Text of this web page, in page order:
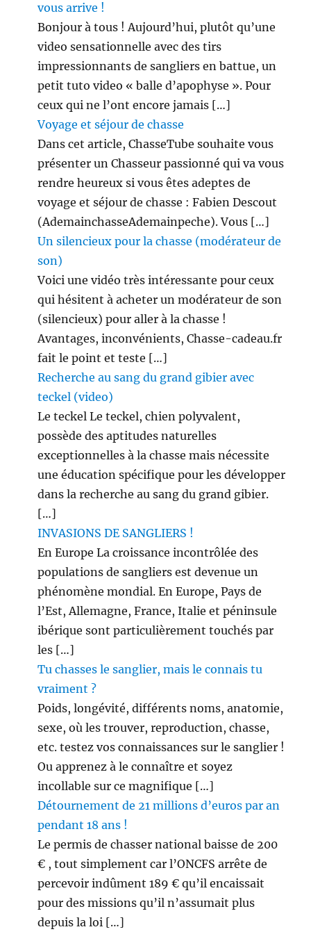
vous arrive !
Bonjour à tous ! Aujourd’hui, plutôt qu’une
video sensationnelle avec des tirs
impressionnants de sangliers en battue, un
petit tuto video « balle d’apophyse ». Pour
ceux qui ne l’ont encore jamais […]
Voyage et séjour de chasse
Dans cet article, ChasseTube souhaite vous
présenter un Chasseur passionné qui va vous
rendre heureux si vous êtes adeptes de
voyage et séjour de chasse : Fabien Descout
(AdemainchasseAdemainpeche). Vous […]
Un silencieux pour la chasse (modérateur de
son)
Voici une vidéo très intéressante pour ceux
qui hésitent à acheter un modérateur de son
(silencieux) pour aller à la chasse !
Avantages, inconvénients, Chasse-cadeau.fr
fait le point et teste […]
Recherche au sang du grand gibier avec
teckel (video)
Le teckel Le teckel, chien polyvalent,
possède des aptitudes naturelles
exceptionnelles à la chasse mais nécessite
une éducation spécifique pour les développer
dans la recherche au sang du grand gibier.
[…]
INVASIONS DE SANGLIERS !
En Europe La croissance incontrôlée des
populations de sangliers est devenue un
phénomène mondial. En Europe, Pays de
l’Est, Allemagne, France, Italie et péninsule
ibérique sont particulièrement touchés par
les […]
Tu chasses le sanglier, mais le connais tu
vraiment ?
Poids, longévité, différents noms, anatomie,
sexe, où les trouver, reproduction, chasse,
etc. testez vos connaissances sur le sanglier !
Ou apprenez à le connaître et soyez
incollable sur ce magnifique […]
Détournement de 21 millions d’euros par an
pendant 18 ans !
Le permis de chasser national baisse de 200
€ , tout simplement car l’ONCFS arrête de
percevoir indûment 189 € qu’il encaissait
pour des missions qu’il n’assumait plus
depuis la loi […]